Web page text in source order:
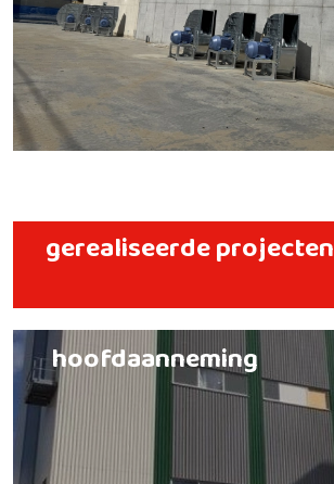
gerealiseerde projecten
hoofdaanneming